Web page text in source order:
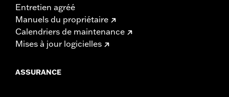
Entretien agréé
Manuels du propriétaire
Calendriers de maintenance
Mises à jour logicielles
ASSURANCE